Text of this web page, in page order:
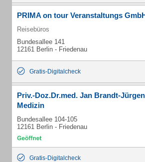
PRIMA on tour Veranstaltungs
Reisebüros
Bundesallee 141
12161 Berlin - Friedenau
Gratis-Digitalcheck
Priv.-Doz.Dr.med. Jan Brandt-
Medizin
Bundesallee 104-105
12161 Berlin - Friedenau
Gratis-Digitalcheck